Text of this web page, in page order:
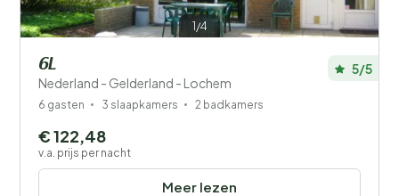
1/4
6L
Nederland - Gelderland - Lochem
5/5
6 gasten 3 slaapkamers 2 badkamers
Meer lezen
€ 122,48
v.a. prijs per nacht